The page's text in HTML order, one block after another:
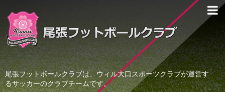
尾張フットボールクラブは、ウィル大口スポーツクラブが運営す
るサッカーのクラブチームです。